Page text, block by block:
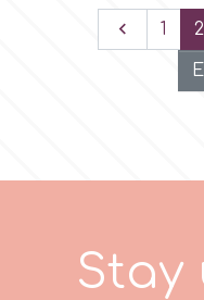
 1 2
Stay